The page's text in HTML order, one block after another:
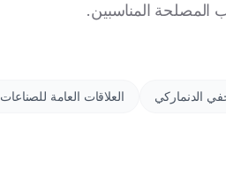
المناسبين.
الدنماركي العلاقات العامة للصناعات